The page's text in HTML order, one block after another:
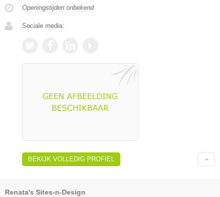
Openingstijden onbekend
Sociale media:
BEKIJK VOLLEDIG PROFIEL
Renata's Sites-n-Design